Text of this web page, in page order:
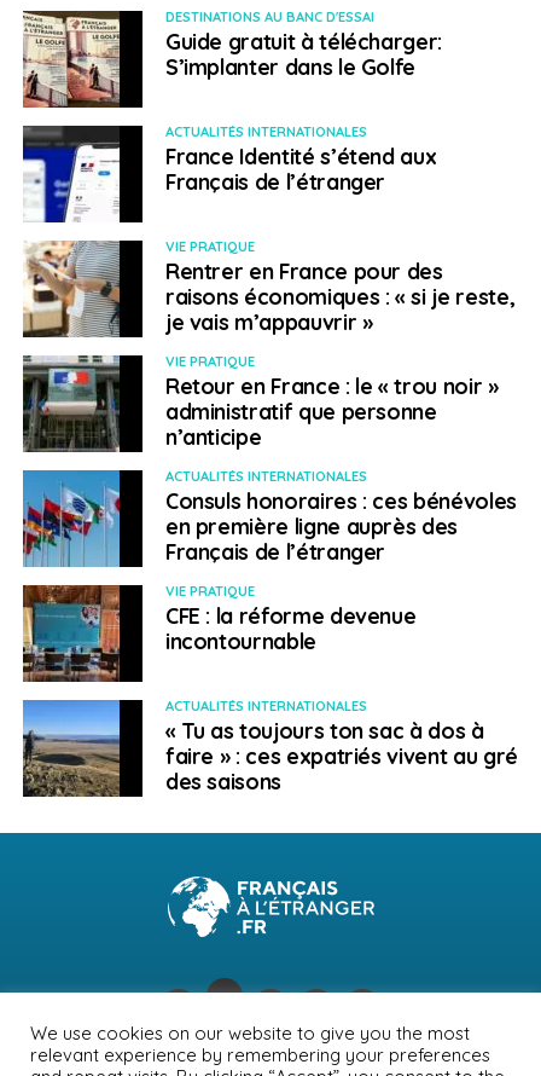
DESTINATIONS AU BANC D'ESSAI
Guide gratuit à télécharger:
S’implanter dans le Golfe
ACTUALITÉS INTERNATIONALES
France Identité s’étend aux
Français de l’étranger
VIE PRATIQUE
Rentrer en France pour des
raisons économiques : « si je reste,
je vais m’appauvrir »
VIE PRATIQUE
Retour en France : le « trou noir »
administratif que personne
n’anticipe
ACTUALITÉS INTERNATIONALES
Consuls honoraires : ces bénévoles
en première ligne auprès des
Français de l’étranger
VIE PRATIQUE
CFE : la réforme devenue
incontournable
ACTUALITÉS INTERNATIONALES
« Tu as toujours ton sac à dos à
faire » : ces expatriés vivent au gré
des saisons
We use cookies on our website to give you the most
relevant experience by remembering your preferences